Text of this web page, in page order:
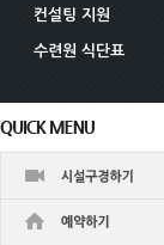
컨설팅 지원
수련원 식단표